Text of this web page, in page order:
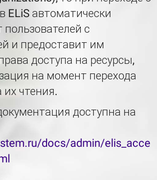
ELiS автоматически
пользователей с
и предоставит им
доступа на ресурсы,
на момент перехода
чтения.
доступна на
docs/admin/elis_acce